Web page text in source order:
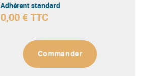
Adhérent standard
0,00 € TTC
Commander